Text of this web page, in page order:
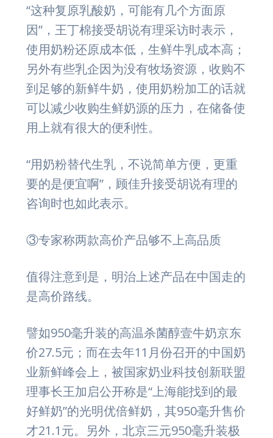
“这种复原乳酸奶，可能有几个方面原
因”，王丁棉接受胡说有理采访时表示，
使用奶粉还原成本低，生鲜牛乳成本高；
另外有些乳企因为没有牧场资源，收购不
到足够的新鲜牛奶，使用奶粉加工的话就
可以减少收购生鲜奶源的压力，在储备使
用上就有很大的便利性。
“用奶粉替代生乳，不说简单方便，更重
要的是便宜啊”，顾佳升接受胡说有理的
咨询时也如此表示。
③专家称两款高价产品够不上高品质
值得注意到是，明治上述产品在中国走的
是高价路线。
譬如950毫升装的高温杀菌醇壹牛奶京东
价27.5元；而在去年11月份召开的中国奶
业新鲜峰会上，被国家奶业科技创新联盟
理事长王加启公开称是“上海能找到的最
好鲜奶”的光明优倍鲜奶，其950毫升售价
才21.1元。另外，北京三元950毫升装极